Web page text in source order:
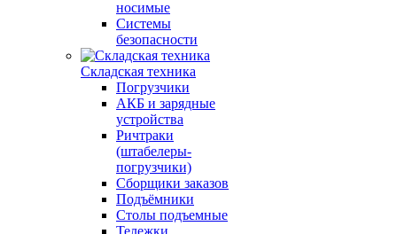
носимые
Системы
безопасности
Складская техника
Погрузчики
АКБ и зарядные
устройства
Ричтраки
(штабелеры-
погрузчики)
Сборщики заказов
Подъёмники
Столы подъемные
Тележки